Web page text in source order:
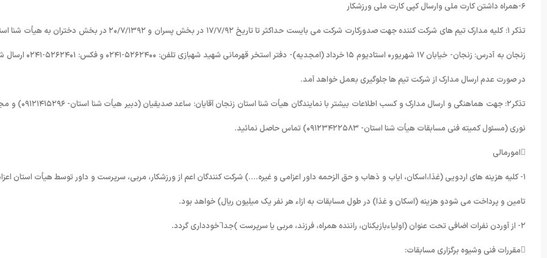
۶-همراه داشتن کارت ملی وارسال کپی کارت ملی ورزشکار
تذکر ١: کلیه مدارک تیم های شرکت کننده جهت صدورکارت شرکت می بایست حداکثر تا تاریخ ١٧/٧/٩٢ در بخش پسران و ٢۰/٧/١٣٩٢ در بخش دختران به
زنجان به آدرس: زنجان- خیابان ١٧ شهریور۰ استادیوم ١۵ خرداد (امجدیه)- دفتر استخر قهرمانی شهید شهبازی
در صورت عدم ارسال مدارک از شرکت تیم ها جلوگیری بعمل خواهد آمد.
تذکر٢: جهت هماهنگی و ارسال مدارک و کسب اطلاعات بیشتر با نمایندگان هیأت شنا استان زنجان
نوری (مسئول کمیته فنی مسابقات هیأت شنا استان- ۰٩١٢٣۴٢٢۵٨٣) تماس حاصل نمائید.
امورمالی
١- کلیه هزینه های اردویی (غذا،اسکان، ایاب و ذهاب و حق الزحمه داور اعزامی و غیره….) شرکت کنندگان اعم از ورزشکار، مربی، سرپرست و داور توسط هیأت استان
تامین و پرداخت می شودو هزینه (اسکان و غذا) در طول مسابقات به ازاء هر نفر یک میلیون ریال) خواهد بود.
٢- از آوردن نفرات اضافی تحت عنوان (اولیاءبازیکنان، راننده همراه، فرزند، مربی یا سرپرست )جدا˝خودداری گردد.
مقررات فنی وشیوه برگزاری مسابقات: